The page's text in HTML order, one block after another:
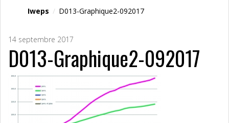
Iweps / D013-Graphique2-092017
14 septembre 2017
D013-Graphique2-092017